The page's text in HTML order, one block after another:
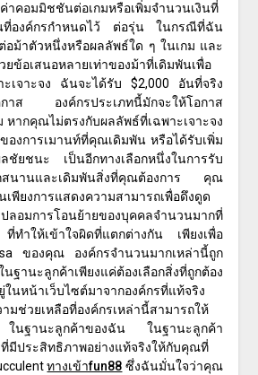
าคอมมิชชันต่อเกมหรือเพิ่มจำนวนเงินที่
ที่องค์กรกำหนดไว้ ต่อรุ่น ในกรณีที่ฉัน
อม้าตัวหนึ่งหรือผลลัพธ์ใด ๆ ในเกม และ
ข้อเสนอหลายเท่าของม้าที่เดิมพันเพื่อ
ะเจาะจง ฉันจะได้รับ $2,000 อันที่จริง
กาส องค์กรประเภทนี้มักจะให้โอกาส
หากคุณไม่ตรงกับผลลัพธ์ที่เฉพาะเจาะจง
องการเมานท์ที่คุณเดิมพัน หรือได้รับเพิ่ม
ชัยชนะ เป็นอีกทางเลือกหนึ่งในการรับ
กสนานและเดิมพันสิ่งที่คุณต้องการ คุณ
เพียงการแสดงความสามารถเพื่อดึงดูด
ลอมการโอนย้ายของบุคคลจำนวนมากที่
ทำให้เข้าใจผิดที่แตกต่างกัน เพียงเพื่อ
ของคุณ องค์กรจำนวนมากเหล่านี้ถูก
ฐานะลูกค้าเพียงแค่ต้องเลือกสิ่งที่ถูกต้อง
นหน้าเว็บไซต์มาจากองค์กรที่แท้จริง
มช่วยเหลือที่องค์กรเหล่านี้สามารถให้
ในฐานะลูกค้าของฉัน ในฐานะลูกค้า
ที่มีประสิทธิภาพอย่างแท้จริงให้กับคุณที่
ทางเข้าfun88 ซึ่งฉันมั่นใจว่าคุณ